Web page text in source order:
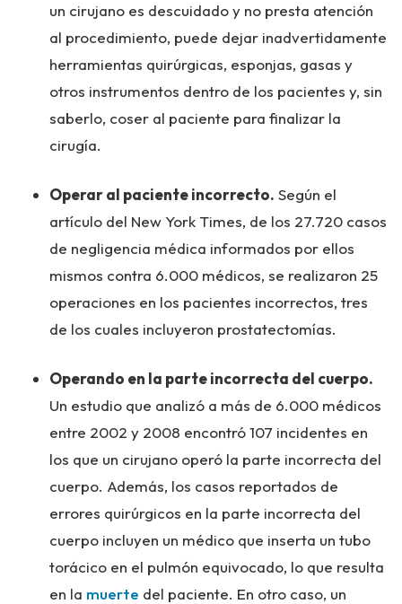
un cirujano es descuidado y no presta atención
al procedimiento, puede dejar inadvertidamente
herramientas quirúrgicas, esponjas, gasas y
otros instrumentos dentro de los pacientes y, sin
saberlo, coser al paciente para finalizar la
cirugía.
Operar al paciente incorrecto. Según el
artículo del New York Times, de los 27.720 casos
de negligencia médica informados por ellos
mismos contra 6.000 médicos, se realizaron 25
operaciones en los pacientes incorrectos, tres
de los cuales incluyeron prostatectomías.
Operando en la parte incorrecta del cuerpo.
Un estudio que analizó a más de 6.000 médicos
entre 2002 y 2008 encontró 107 incidentes en
los que un cirujano operó la parte incorrecta del
cuerpo. Además, los casos reportados de
errores quirúrgicos en la parte incorrecta del
cuerpo incluyen un médico que inserta un tubo
torácico en el pulmón equivocado, lo que resulta
en la muerte del paciente. En otro caso, un